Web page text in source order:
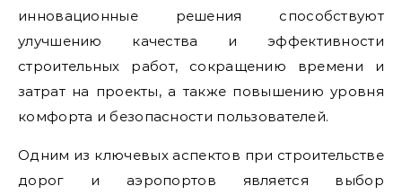
инновационные решения способствуют
улучшению качества и эффективности
строительных работ, сокращению времени и
затрат на проекты, а также повышению уровня
комфорта и безопасности пользователей.
Одним из ключевых аспектов при строительстве
дорог и аэропортов является выбор